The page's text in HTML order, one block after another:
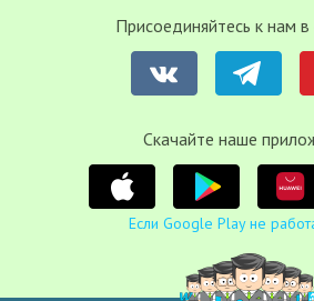
Присоединяйтесь к нам в
Cкачайте наше
Если Google Play не